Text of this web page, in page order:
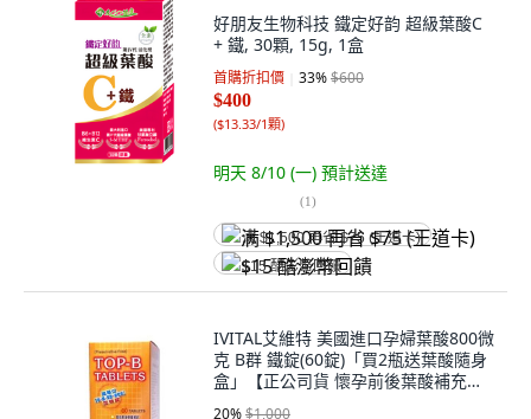
好朋友生物科技 鐵定好韵 超級葉酸C
+ 鐵, 30顆, 15g, 1盒
首購折扣價 33%$600
$400
($13.33/1顆)
明天 8/10 (一) 預計送達
(1)
满 $1,500 再省 $75 (王道卡)
$15 酷澎幣回饋
IVITAL艾維特 美國進口孕婦葉酸800微
克 B群 鐵錠(60錠)「買2瓶送葉酸隨身
盒」【正公司貨 懷孕前後葉酸補充】,
1個, 60顆
20%$1,000